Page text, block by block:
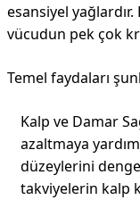
esansiyel yağlardır.
vücudun pek çok
Temel faydaları
Kalp ve Damar
azaltmaya
düzeylerini
takviyelerin kalp